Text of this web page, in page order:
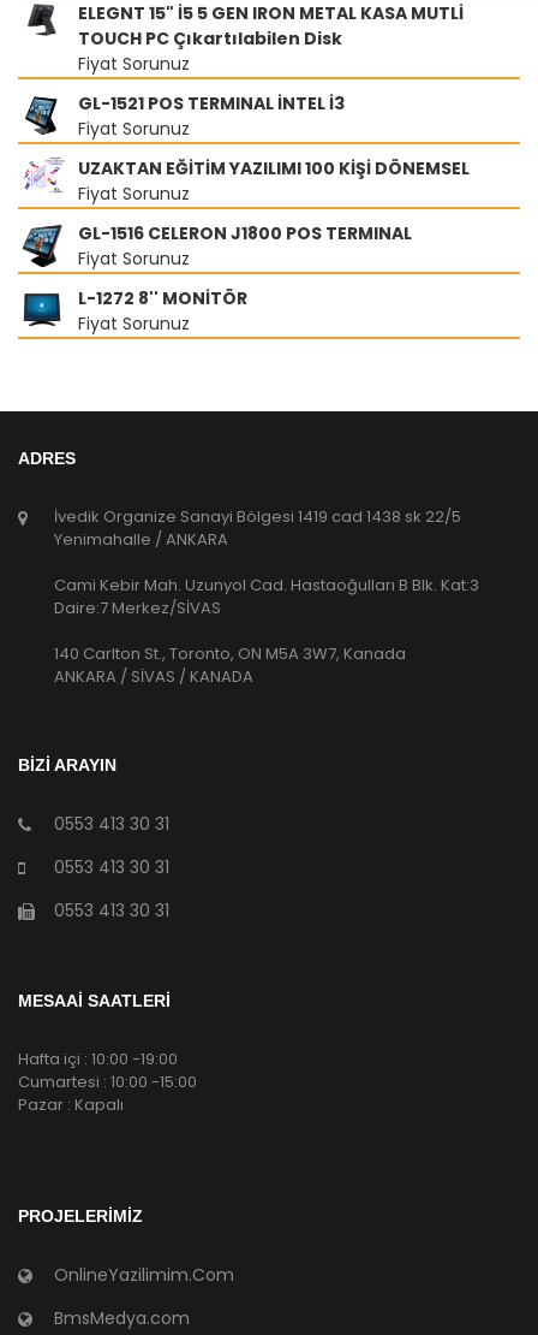
ELEGNT 15" İ5 5 GEN IRON METAL KASA MUTLİ
TOUCH PC Çıkartılabilen Disk
Fiyat Sorunuz
GL-1521 POS TERMINAL İNTEL İ3
Fiyat Sorunuz
UZAKTAN EĞİTİM YAZILIMI 100 KİŞİ DÖNEMSEL
Fiyat Sorunuz
GL-1516 CELERON J1800 POS TERMINAL
Fiyat Sorunuz
L-1272 8'' MONİTÖR
Fiyat Sorunuz
ADRES
İvedik Organize Sanayi Bölgesi 1419 cad 1438 sk 22/5
Yenimahalle / ANKARA
Cami Kebir Mah. Uzunyol Cad. Hastaoğulları B Blk. Kat:3
Daire:7 Merkez/SİVAS
140 Carlton St., Toronto, ON M5A 3W7, Kanada
ANKARA / SİVAS / KANADA
BİZİ ARAYIN
0553 413 30 31
0553 413 30 31
0553 413 30 31
MESAAİ SAATLERİ
Hafta içi : 10:00 -19:00
Cumartesi : 10:00 -15:00
Pazar : Kapalı
PROJELERIMIZ
OnlineYazilimim.Com
BmsMedya.com